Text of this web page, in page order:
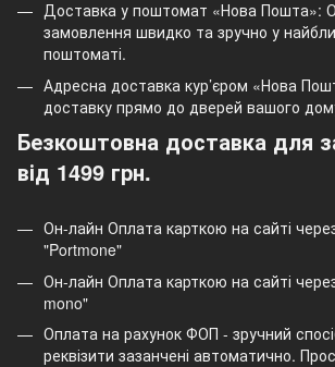
Доставка у поштомат «Нова Пошта»:
замовлення швидко та зручно у
поштоматі.
Адресна доставка кур’єром «Нова
доставку прямо до дверей вашого
Безкоштовна доставка для
від 1499 грн.
Он-лайн Оплата карткою на сайті
"Portmone"
Он-лайн Оплата карткою на сайті
mono"
Оплата на рахунок ФОП - зручний
реквізити зазанчені автоматично.